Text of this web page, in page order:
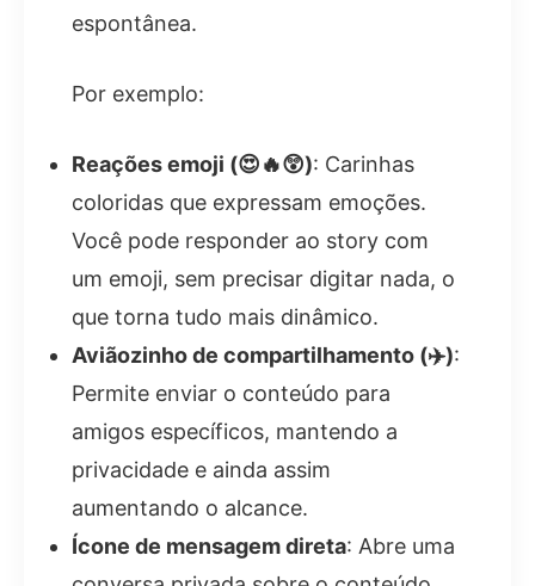
espontânea.
Por exemplo:
Reações emoji (😍🔥😲): Carinhas
coloridas que expressam emoções.
Você pode responder ao story com
um emoji, sem precisar digitar nada, o
que torna tudo mais dinâmico.
Aviãozinho de compartilhamento (✈️):
Permite enviar o conteúdo para
amigos específicos, mantendo a
privacidade e ainda assim
aumentando o alcance.
Ícone de mensagem direta: Abre uma